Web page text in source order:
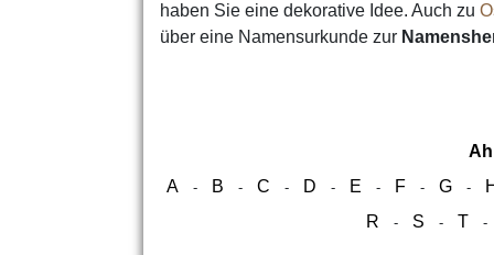
haben Sie eine dekorative Idee. Auch zu
über eine Namensurkunde zur
A
- B - C - D - E - F - G -
R
- S - T